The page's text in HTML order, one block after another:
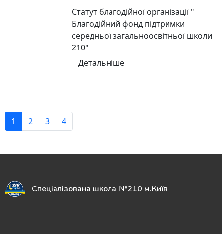
Статут благодійної організації "
Благодійний фонд підтримки
середньої загальноосвітньої школи
210"
Детальніше
1 2 3 4
Спеціалізована школа №210 м.Київ